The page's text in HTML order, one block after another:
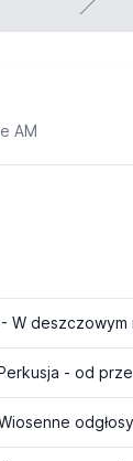
AM
W deszczowym
- od
odgłosy